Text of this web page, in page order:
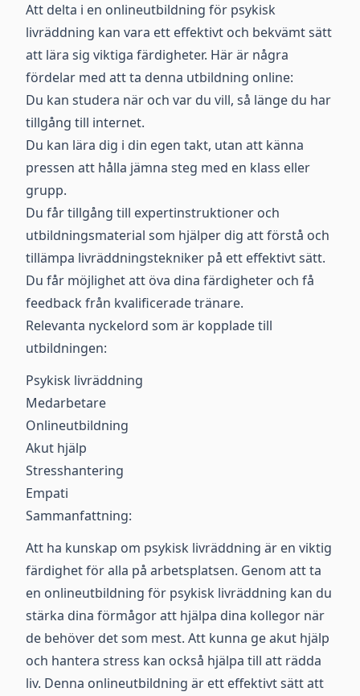
Att delta i en onlineutbildning för psykisk
livräddning kan vara ett effektivt och bekvämt sätt
att lära sig viktiga färdigheter. Här är några
fördelar med att ta denna utbildning online:
Du kan studera när och var du vill, så länge du har
tillgång till internet.
Du kan lära dig i din egen takt, utan att känna
pressen att hålla jämna steg med en klass eller
grupp.
Du får tillgång till expertinstruktioner och
utbildningsmaterial som hjälper dig att förstå och
tillämpa livräddningstekniker på ett effektivt sätt.
Du får möjlighet att öva dina färdigheter och få
feedback från kvalificerade tränare.
Relevanta nyckelord som är kopplade till
utbildningen:
Psykisk livräddning
Medarbetare
Onlineutbildning
Akut hjälp
Stresshantering
Empati
Sammanfattning:
Att ha kunskap om psykisk livräddning är en viktig
färdighet för alla på arbetsplatsen. Genom att ta
en onlineutbildning för psykisk livräddning kan du
stärka dina förmågor att hjälpa dina kollegor när
de behöver det som mest. Att kunna ge akut hjälp
och hantera stress kan också hjälpa till att rädda
liv. Denna onlineutbildning är ett effektivt sätt att